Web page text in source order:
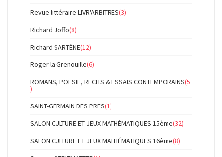
Revue littéraire LIVR'ARBITRES(3)
Richard Joffo(8)
Richard SARTÈNE(12)
Roger la Grenouille(6)
ROMANS, POESIE, RECITS & ESSAIS CONTEMPORAINS(5
)
SAINT-GERMAIN DES PRES(1)
SALON CULTURE ET JEUX MATHÉMATIQUES 15ème(32)
SALON CULTURE ET JEUX MATHÉMATIQUES 16ème(8)